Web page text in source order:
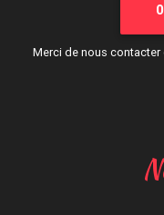
Merci de nous contacter